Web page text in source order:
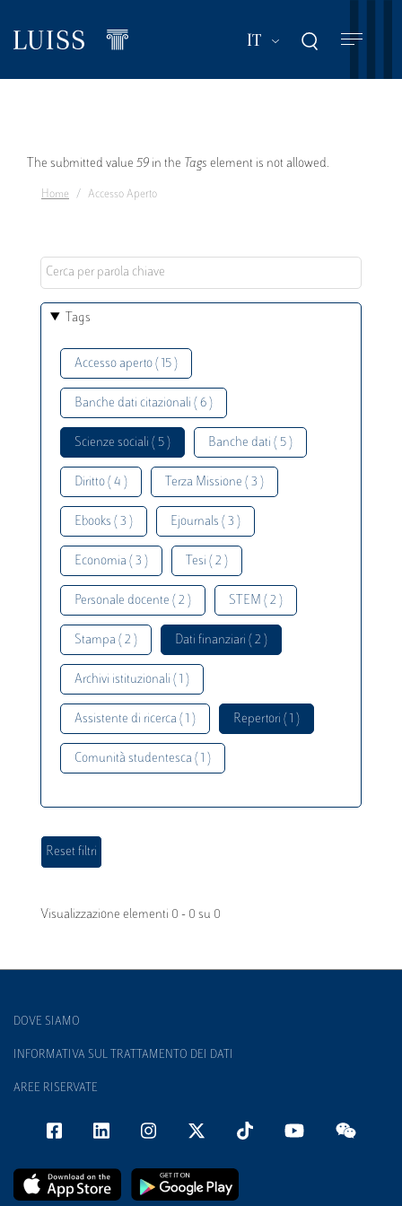
contenuto
IT Mostra ulteriori
Messaggio
di
The submitted value 59 in the Tags element is not allowed.
Home Accesso Aperto
Tags
Accesso aperto ( 15 )
Banche dati citazionali ( 6 )
Scienze sociali ( 5 ) Banche dati ( 5 )
Diritto ( 4 ) Terza Missione ( 3 )
Ebooks ( 3 ) Ejournals ( 3 )
Economia ( 3 ) Tesi ( 2 )
Personale docente ( 2 ) STEM ( 2 )
Stampa ( 2 ) Dati finanziari ( 2 )
Archivi istituzionali ( 1 )
Assistente di ricerca ( 1 ) Repertori ( 1 )
Comunità studentesca ( 1 )
Visualizzazione elementi 0 - 0 su 0
DOVE SIAMO
INFORMATIVA SUL TRATTAMENTO DEI DATI
AREE RISERVATE